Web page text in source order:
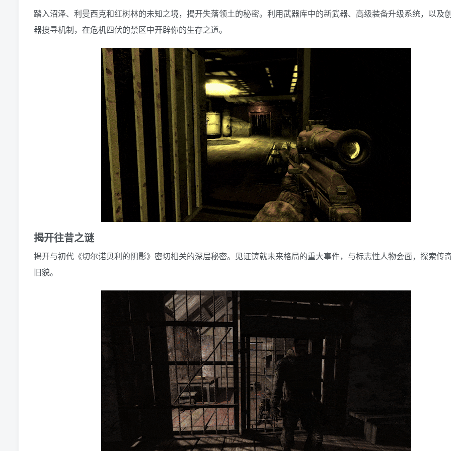
踏入沼泽、利曼西克和红树林的未知之境，揭开失落领土的秘密。利用武器库中的新武器、高级装备升级系统，以及
器搜寻机制，在危机四伏的禁区中开辟你的生存之道。
揭开往昔之谜
揭开与初代《切尔诺贝利的阴影》密切相关的深层秘密。见证铸就未来格局的重大事件，与标志性人物会面，探索传
旧貌。